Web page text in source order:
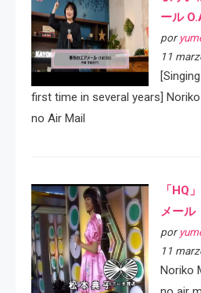
ール
por
11
first time in several years]
no Air Mail
「HQ
メー
por
11
Noriko